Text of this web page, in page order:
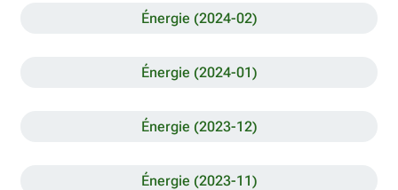
Énergie (2024-02)
Énergie (2024-01)
Énergie (2023-12)
Énergie (2023-11)